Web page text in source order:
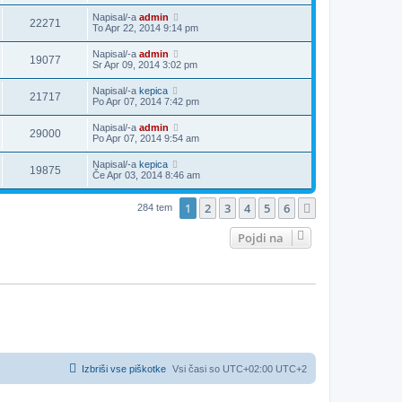
22271 Napisal/-a admin
To Apr 22, 2014 9:14 pm
19077 Napisal/-a admin
Sr Apr 09, 2014 3:02 pm
21717 Napisal/-a kepica
Po Apr 07, 2014 7:42 pm
29000 Napisal/-a admin
Po Apr 07, 2014 9:54 am
19875 Napisal/-a kepica
Če Apr 03, 2014 8:46 am
284 tem 1 2 3 4 5 6
Pojdi na
Vsi časi so UTC+02:00 UTC+2
Izbriši vse piškotke